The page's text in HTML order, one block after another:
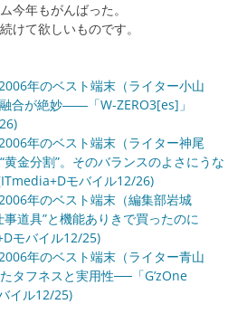
今年もがんばった。
けて欲しいものです。
年のベスト端末（ライター小山
合が絶妙――「W-ZERO3[es]」
年のベスト端末（ライター神尾
金分割”。そのバランスのよさにうな
モバイル12/26)
年のベスト端末（編集部岩城
道具”と機能ありきで買ったのに
モバイル12/25)
年のベスト端末（ライター青山
タフネスと実用性──「G’zOne
イル12/25)